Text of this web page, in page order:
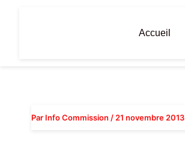
Accueil
Par Info Commission / 21 novembre 2013